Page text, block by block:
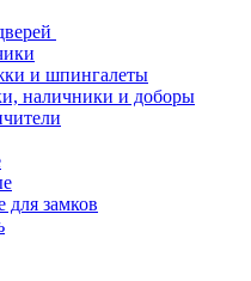
и шпингалеты
наличники и доборы
замков